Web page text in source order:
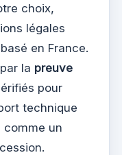
choix,
légales
en France.
la preuve
pour
technique
comme un